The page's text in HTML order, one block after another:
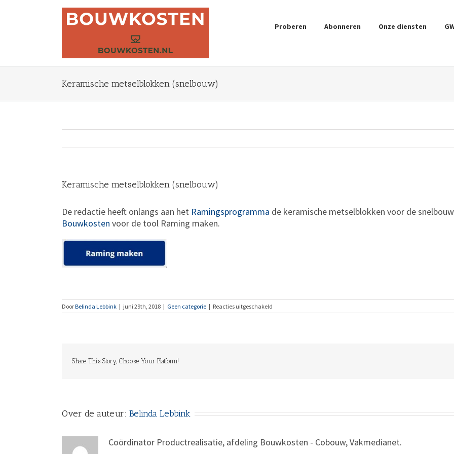
Proberen Abonneren Onze diensten
Keramische metselblokken (snelbouw)
Keramische metselblokken (snelbouw)
De redactie heeft onlangs aan het Ramingsprogramma de keramische metselblokken voor de
Bouwkosten voor de tool Raming maken.
DoorBelinda Lebbink | juni 29th, 2018 | Geen categorie | Reacties uitgeschakeld
Keramische
Share This Story, Choose Your Platform!
Over de auteur: Belinda Lebbink
Coördinator Productrealisatie, afdeling Bouwkosten - Cobouw, Vakmedianet.